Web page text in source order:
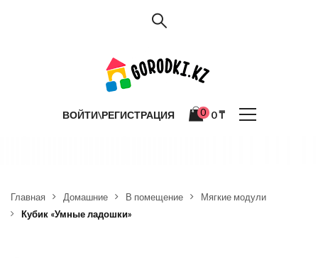
ВОЙТИ\РЕГИСТРАЦИЯ 0 0₸
Главная Домашние В помещение
Мягкие модули
Кубик «Умные ладошки»